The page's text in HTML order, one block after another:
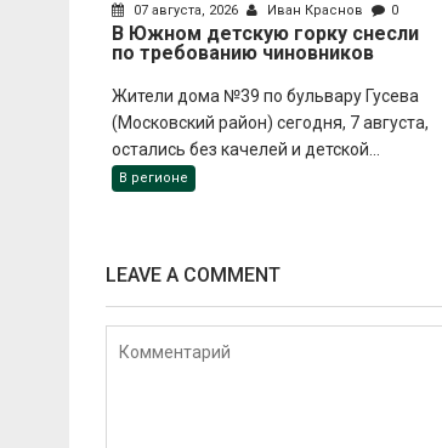
07 августа, 2026 Иван Краснов 0
В Южном детскую горку снесли
по требованию чиновников
Жители дома №39 по бульвару Гусева
(Московский район) сегодня, 7 августа,
остались без качелей и детской...
В регионе
LEAVE A COMMENT